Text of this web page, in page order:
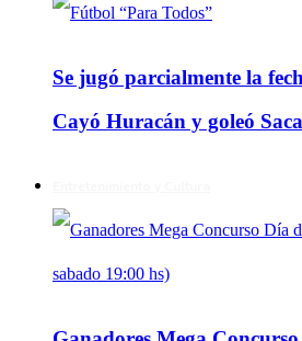
Se jugó parcialmente la
Cayó Huracán y goleó